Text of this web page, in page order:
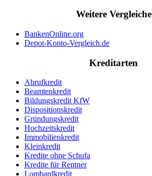
Weitere Vergleiche
BankenOnline.org
Depot-Konto-Vergleich.de
Kreditarten
Abrufkredit
Beamtenkredit
Bildungskredit KfW
Dispositionskredit
Gründungskredit
Hochzeitskredit
Immobilienkredit
Kleinkredit
Kredite ohne Schufa
Kredite für Rentner
Lombardkredit